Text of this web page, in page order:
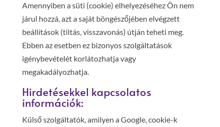
Amennyiben a süti (cookie) elhelyezéséhez Ön nem
járul hozzá, azt a saját böngészőjében elvégzett
beállítások (tiltás, visszavonás) útján teheti meg.
Ebben az esetben ez bizonyos szolgáltatások
igénybevételét korlátozhatja vagy
megakadályozhatja.
Hirdetésekkel kapcsolatos
információk:
Külső szolgáltatók, amilyen a Google, cookie-k